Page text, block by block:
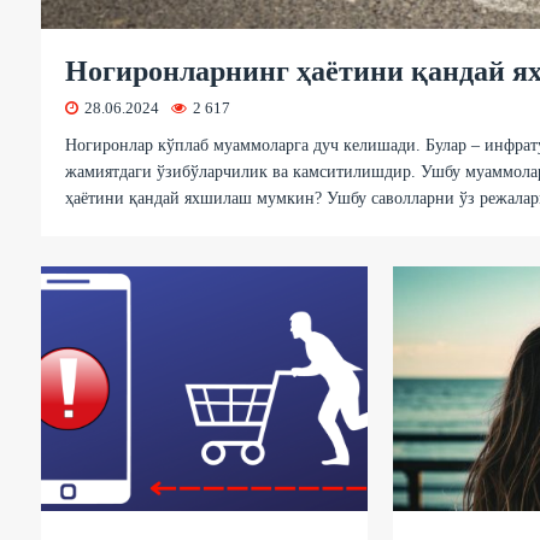
Ногиронларнинг ҳаётини қандай
28.06.2024 2 617
Ногиронлар кўплаб муаммоларга дуч келишади. Булар –
жамиятдаги ўзибўларчилик ва камситилишдир. Ушбу
ҳаётини қандай яхшилаш мумкин? Ушбу саволларни ўз